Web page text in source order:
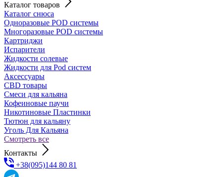
Каталог товаров
Каталог снюса
Одноразовые POD системы
Многоразовые POD системы
Картриджи
Испарители
Жидкости солевые
Жидкости для Pod систем
Аксессуары
CBD товары
Cмеси для кальяна
Кофеиновые паучи
Никотиновые Пластинки
Тютюн для кальяну
Уголь Для Кальяна
Смотреть все
Контакты
+38(095)144 80 81